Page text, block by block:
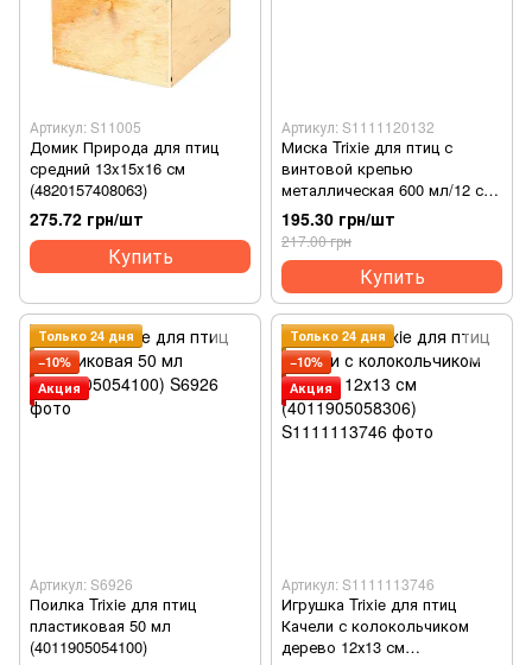
Артикул: S11005
Домик Природа для птиц
средний 13x15x16 см
(4820157408063)
275.72 грн/шт
Купить
Артикул: S1111120132
Миска Trixie для птиц с
винтовой крепью
металлическая 600 мл/12 см
(4011905054988)
195.30 грн/шт
217.00 грн
Купить
Только 24 дня
−10%
Акция
Артикул: S6926
Поилка Trixie для птиц
пластиковая 50 мл
(4011905054100)
Только 24 дня
−10%
Акция
Артикул: S1111113746
Игрушка Trixie для птиц
Качели с колокольчиком
дерево 12х13 см